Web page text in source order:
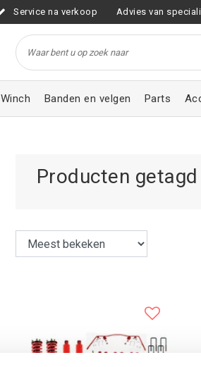
Service na verkoop Advies van
Winch Banden en velgen Parts
Producten